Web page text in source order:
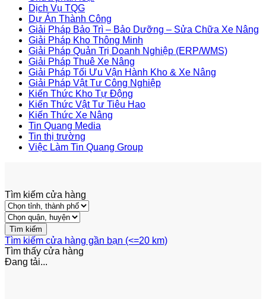
Dịch Vụ TQG
Dự Án Thành Công
Giải Pháp Bảo Trì – Bảo Dưỡng – Sửa Chữa Xe Nâng
Giải Pháp Kho Thông Minh
Giải Pháp Quản Trị Doanh Nghiệp (ERP/WMS)
Giải Pháp Thuê Xe Nâng
Giải Pháp Tối Ưu Vận Hành Kho & Xe Nâng
Giải Pháp Vật Tư Công Nghiệp
Kiến Thức Kho Tự Động
Kiến Thức Vật Tư Tiêu Hao
Kiến Thức Xe Nâng
Tin Quang Media
Tin thị trường
Việc Làm Tin Quang Group
Tìm kiếm cửa hàng
Tìm kiếm cửa hàng gần bạn (<=20 km)
Tìm thấy cửa hàng
Đang tải...